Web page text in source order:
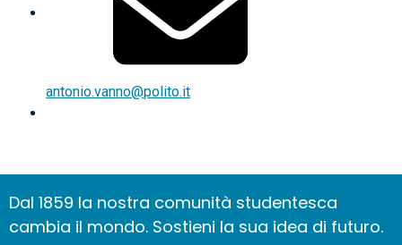
antonio.vanno@polito.it
Dal 1859 la nostra comunità studentesca
cambia il mondo. Sostieni la sua idea di futuro.